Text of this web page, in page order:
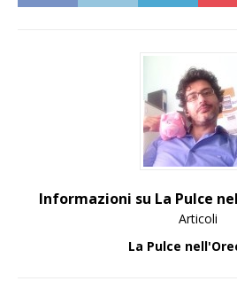
Informazioni su La Pulce
Articoli
La Pulce